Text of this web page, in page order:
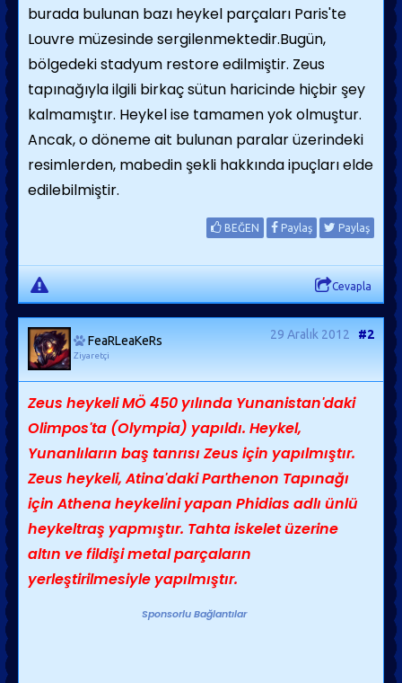
burada bulunan bazı heykel parçaları Paris'te
Louvre müzesinde sergilenmektedir.Bugün,
bölgedeki stadyum restore edilmiştir. Zeus
tapınağıyla ilgili birkaç sütun haricinde hiçbir şey
kalmamıştır. Heykel ise tamamen yok olmuştur.
Ancak, o döneme ait bulunan paralar üzerindeki
resimlerden, mabedin şekli hakkında ipuçları elde
edilebilmiştir.
BEĞEN Paylaş Paylaş
Cevapla
FeaRLeaKeRs
Ziyaretçi
29 Aralık 2012 #2
Zeus heykeli MÖ 450 yılında Yunanistan'daki
Olimpos'ta (Olympia) yapıldı. Heykel,
Yunanlıların baş tanrısı Zeus için yapılmıştır.
Zeus heykeli, Atina'daki Parthenon Tapınağı
için Athena heykelini yapan Phidias adlı ünlü
heykeltraş yapmıştır. Tahta iskelet üzerine
altın ve fildişi metal parçaların
yerleştirilmesiyle yapılmıştır.
Sponsorlu Bağlantılar